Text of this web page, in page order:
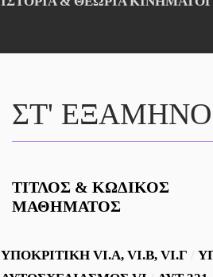
ΣΤ' ΕΞΑΜΗΝΟ
ΤΙΤΛΟΣ & ΚΩΔΙΚΟΣ
ΜΑΘΗΜΑΤΟΣ
ΥΠΟΚΡΙΤΙΚΗ VI.Α, VI.Β, VI.Γ /